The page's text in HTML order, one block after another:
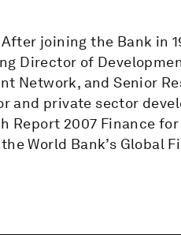
joining the Bank in
Director of
Network, and Senior
and private sector
Report 2007 Finance
World Bank’s Global